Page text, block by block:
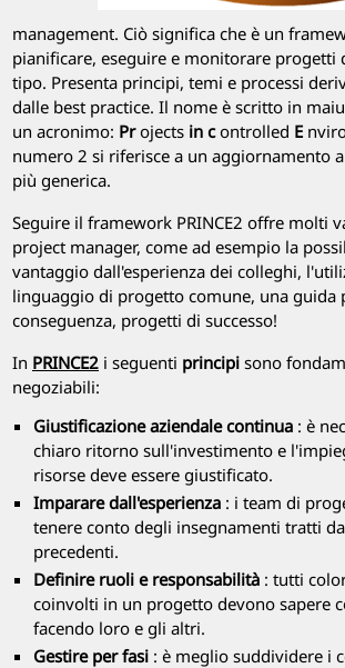
management. Ciò significa che è un
pianificare, eseguire e monitorare progetti
tipo. Presenta principi, temi e processi
dalle best practice. Il nome è scritto in
un acronimo: Projects in controlled E
numero 2 si riferisce a un aggiornamento
più generica.
Seguire il framework PRINCE2 offre molti
project manager, come ad esempio la
vantaggio dall'esperienza dei colleghi,
linguaggio di progetto comune, una guida
conseguenza, progetti di successo!
In PRINCE2 i seguenti principi sono
negoziabili:
Giustificazione aziendale continua : è
chiaro ritorno sull'investimento e
risorse deve essere giustificato.
Imparare dall'esperienza : i team di
tenere conto degli insegnamenti tratti
precedenti.
Definire ruoli e responsabilità : tutti
coinvolti in un progetto devono sapere
facendo loro e gli altri.
Gestire per fasi : è meglio suddividere i